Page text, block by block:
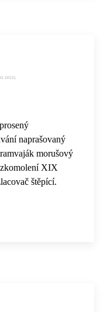
naprašovaný
morušový
zkomolení XIX
štěpící.